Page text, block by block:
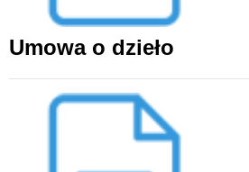
Umowa o dzieło